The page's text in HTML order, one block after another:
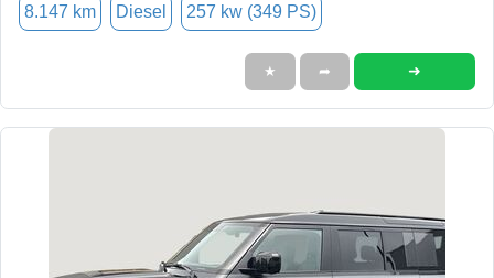
8.147 km Diesel 257 kw (349 PS)
★ ➦ ➜